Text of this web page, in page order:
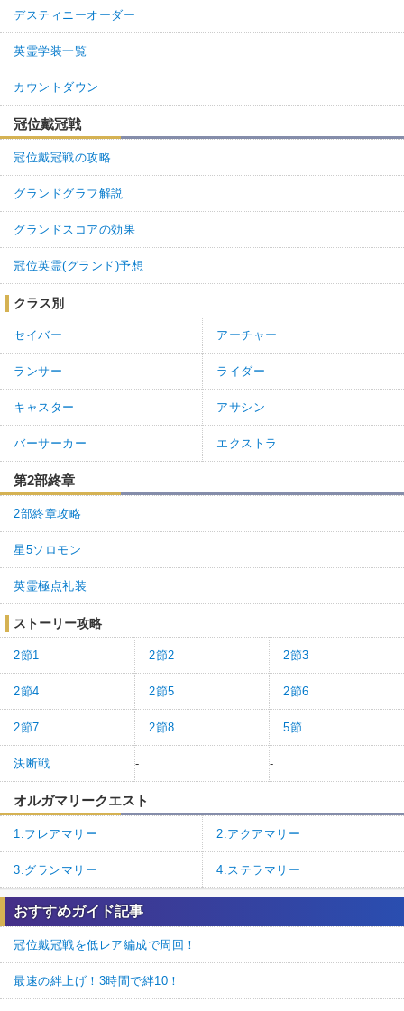
デスティニーオーダー
英霊学装一覧
カウントダウン
冠位戴冠戦
冠位戴冠戦の攻略
グランドグラフ解説
グランドスコアの効果
冠位英霊(グランド)予想
クラス別
セイバー アーチャー
ランサー ライダー
キャスター アサシン
バーサーカー エクストラ
第2部終章
2部終章攻略
星5ソロモン
英霊極点礼装
ストーリー攻略
2節1 2節2 2節3
2節4 2節5 2節6
2節7 2節8 5節
決断戦 - -
オルガマリークエスト
1.フレアマリー 2.アクアマリー
3.グランマリー 4.ステラマリー
おすすめガイド記事
冠位戴冠戦を低レア編成で周回！
最速の絆上げ！3時間で絆10！